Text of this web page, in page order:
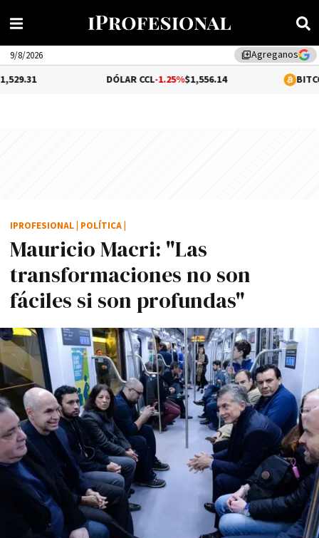
library_addAgreganos
9/8/2026
-1.25%$1,556.14 0.02%
Mauricio Macri: "Las
transformaciones no son
fáciles si son profundas"
IPROFESIONAL POLÍTICA